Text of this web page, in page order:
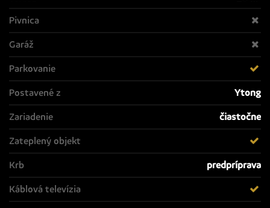
Pivnica
Garáž
Parkovanie
Postavené z Ytong
Zariadenie čiastočne
Zateplený objekt
Krb predpríprava
Káblová televízia